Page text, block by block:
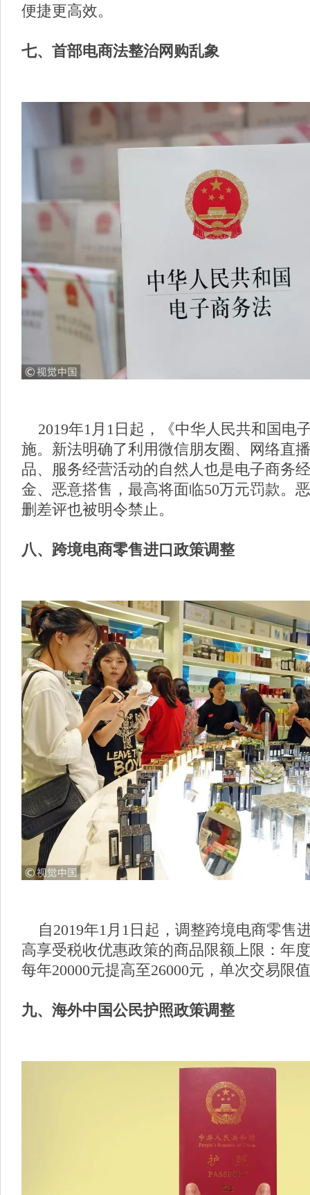
便捷更高效。
七、 首部电商法整治网购乱象
2019年1月1日起，《中华人民共和国电
施。新法明确了利用微信朋友圈、网络直
品、服务经营活动的自然人也是电子商务
金、恶意搭售，最高将面临50万元罚款。
删差评也被明令禁止。
八、 跨境电商零售进口政策调整
自2019年1月1日起，调整跨境电商零售
高享受税收优惠政策的商品限额上限：年
每年20000元提高至26000元，单次交易限
九、 海外中国公民护照政策调整